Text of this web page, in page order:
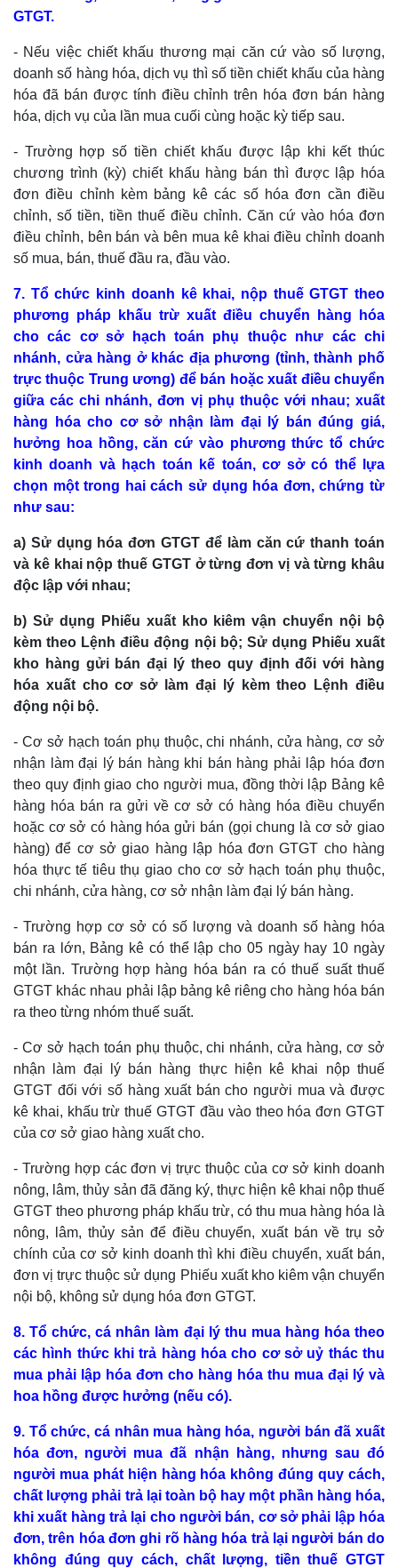
GTGT.
- Nếu việc chiết khấu thương mại căn cứ vào số lượng,
doanh số hàng hóa, dịch vụ thì số tiền chiết khấu của hàng
hóa đã bán được tính điều chỉnh trên hóa đơn bán hàng
hóa, dịch vụ của lần mua cuối cùng hoặc kỳ tiếp sau.
- Trường hợp số tiền chiết khấu được lập khi kết thúc
chương trình (kỳ) chiết khấu hàng bán thì được lập hóa
đơn điều chỉnh kèm bảng kê các số hóa đơn cần điều
chỉnh, số tiền, tiền thuế điều chỉnh. Căn cứ vào hóa đơn
điều chỉnh, bên bán và bên mua kê khai điều chỉnh doanh
số mua, bán, thuế đầu ra, đầu vào.
7. Tổ chức kinh doanh kê khai, nộp thuế GTGT theo
phương pháp khấu trừ xuất điều chuyển hàng hóa
cho các cơ sở hạch toán phụ thuộc như các chi
nhánh, cửa hàng ở khác địa phương (tỉnh, thành phố
trực thuộc Trung ương) để bán hoặc xuất điều chuyển
giữa các chi nhánh, đơn vị phụ thuộc với nhau; xuất
hàng hóa cho cơ sở nhận làm đại lý bán đúng giá,
hưởng hoa hồng, căn cứ vào phương thức tổ chức
kinh doanh và hạch toán kế toán, cơ sở có thể lựa
chọn một trong hai cách sử dụng hóa đơn, chứng từ
như sau:
a) Sử dụng hóa đơn GTGT để làm căn cứ thanh toán
và kê khai nộp thuế GTGT ở từng đơn vị và từng khâu
độc lập với nhau;
b) Sử dụng Phiếu xuất kho kiêm vận chuyển nội bộ
kèm theo Lệnh điều động nội bộ; Sử dụng Phiếu xuất
kho hàng gửi bán đại lý theo quy định đối với hàng
hóa xuất cho cơ sở làm đại lý kèm theo Lệnh điều
động nội bộ.
- Cơ sở hạch toán phụ thuộc, chi nhánh, cửa hàng, cơ sở
nhận làm đại lý bán hàng khi bán hàng phải lập hóa đơn
theo quy định giao cho người mua, đồng thời lập Bảng kê
hàng hóa bán ra gửi về cơ sở có hàng hóa điều chuyển
hoặc cơ sở có hàng hóa gửi bán (gọi chung là cơ sở giao
hàng) để cơ sở giao hàng lập hóa đơn GTGT cho hàng
hóa thực tế tiêu thụ giao cho cơ sở hạch toán phụ thuộc,
chi nhánh, cửa hàng, cơ sở nhận làm đại lý bán hàng.
- Trường hợp cơ sở có số lượng và doanh số hàng hóa
bán ra lớn, Bảng kê có thể lập cho 05 ngày hay 10 ngày
một lần. Trường hợp hàng hóa bán ra có thuế suất thuế
GTGT khác nhau phải lập bảng kê riêng cho hàng hóa bán
ra theo từng nhóm thuế suất.
- Cơ sở hạch toán phụ thuộc, chi nhánh, cửa hàng, cơ sở
nhận làm đại lý bán hàng thực hiện kê khai nộp thuế
GTGT đối với số hàng xuất bán cho người mua và được
kê khai, khấu trừ thuế GTGT đầu vào theo hóa đơn GTGT
của cơ sở giao hàng xuất cho.
- Trường hợp các đơn vị trực thuộc của cơ sở kinh doanh
nông, lâm, thủy sản đã đăng ký, thực hiện kê khai nộp thuế
GTGT theo phương pháp khấu trừ, có thu mua hàng hóa là
nông, lâm, thủy sản để điều chuyển, xuất bán về trụ sở
chính của cơ sở kinh doanh thì khi điều chuyển, xuất bán,
đơn vị trực thuộc sử dụng Phiếu xuất kho kiêm vận chuyển
nội bộ, không sử dụng hóa đơn GTGT.
8. Tổ chức, cá nhân làm đại lý thu mua hàng hóa theo
các hình thức khi trả hàng hóa cho cơ sở uỷ thác thu
mua phải lập hóa đơn cho hàng hóa thu mua đại lý và
hoa hồng được hưởng (nếu có).
9. Tổ chức, cá nhân mua hàng hóa, người bán đã xuất
hóa đơn, người mua đã nhận hàng, nhưng sau đó
người mua phát hiện hàng hóa không đúng quy cách,
chất lượng phải trả lại toàn bộ hay một phần hàng hóa,
khi xuất hàng trả lại cho người bán, cơ sở phải lập hóa
đơn, trên hóa đơn ghi rõ hàng hóa trả lại người bán do
không đúng quy cách, chất lượng, tiền thuế GTGT